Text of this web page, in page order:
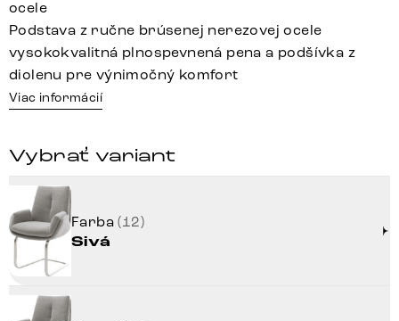
ocele
Podstava z ručne brúsenej nerezovej ocele
vysokokvalitná plnospevnená pena a podšívka z
diolenu pre výnimočný komfort
Viac informácií
Vybrať variant
Farba(12)
Sivá